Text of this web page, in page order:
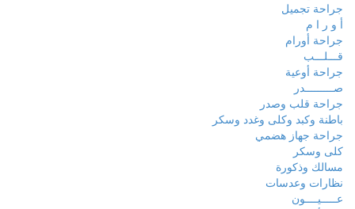
جراحة تجميل
أ و ر ا م
جراحة أورام
قـــلـــب
جراحة أوعية
صـــــــــدر
جراحة قلب وصدر
باطنة وكبد وكلى وغدد وسكر
جراحة جهاز هضمي
كلى وسكر
مسالك وذكورة
نظارات وعدسات
عـــــيــــون